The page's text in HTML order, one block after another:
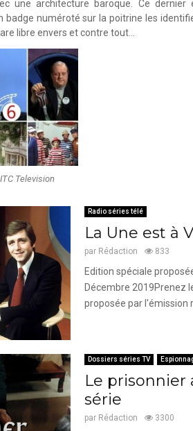
une architecture baroque. Ce
badge numéroté sur la poitrine les
libre envers et contre tout…
Television
Radio séries télé
La Une est à
par Rédaction 833
Edition spéciale
Décembre 2019Prenez
proposée par l'émission
Dossiers séries TV
Le prisonnier
série
par Rédaction 3300